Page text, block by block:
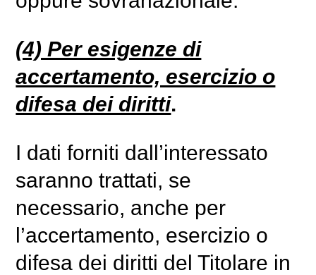
(4) Per esigenze di
accertamento, esercizio o
difesa dei diritti.
I dati forniti dall’interessato
saranno trattati, se
necessario, anche per
l’accertamento, esercizio o
difesa dei diritti del Titolare in